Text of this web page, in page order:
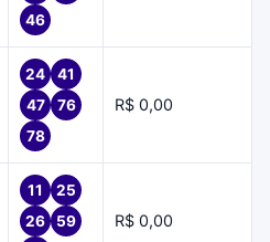
46
24
41
47
76
78
R$ 0,00
11
25
26
59
R$ 0,00